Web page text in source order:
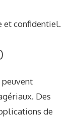
et confidentiel.
Des
de